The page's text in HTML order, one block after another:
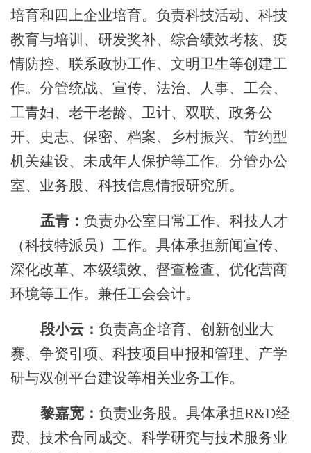
培育和四上企业培育。负责科技活动、科技
教育与培训、研发奖补、综合绩效考核、疫
情防控、联系政协工作、文明卫生等创建工
作。分管统战、宣传、法治、人事、工会、
工青妇、老干老龄、卫计、双联、政务公
开、史志、保密、档案、乡村振兴、节约型
机关建设、未成年人保护等工作。分管办公
室、业务股、科技信息情报研究所。
孟青： 负责办公室日常工作、科技人才
（科技特派员）工作。具体承担新闻宣传、
深化改革、本级绩效、督查检查、优化营商
环境等工作。兼任工会会计。
段小云： 负责高企培育、创新创业大
赛、争资引项、科技项目申报和管理、产学
研与双创平台建设等相关业务工作。
黎嘉宽： 负责业务股。具体承担R&D经
费、技术合同成交、科学研究与技术服务业